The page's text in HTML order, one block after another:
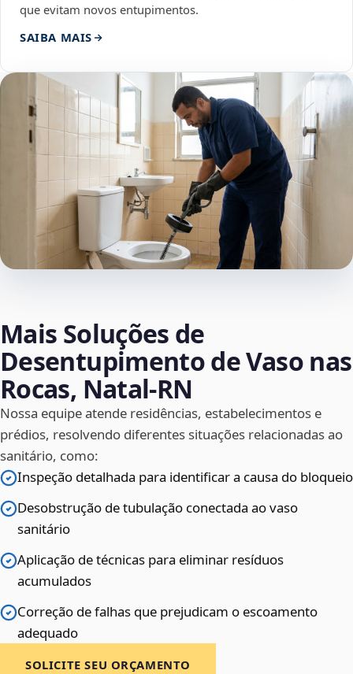
que evitam novos entupimentos.
SAIBA MAIS
Mais Soluções de
Desentupimento de Vaso nas
Rocas, Natal‑RN
Nossa equipe atende residências, estabelecimentos e
prédios, resolvendo diferentes situações relacionadas ao
sanitário, como:
Inspeção detalhada para identificar a causa do bloqueio
Desobstrução de tubulação conectada ao vaso
sanitário
Aplicação de técnicas para eliminar resíduos
acumulados
Correção de falhas que prejudicam o escoamento
adequado
SOLICITE SEU ORÇAMENTO